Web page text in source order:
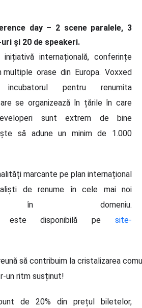
day – 2 scene paralele, 3
și 20 de speakeri.
internațională, conferințe
orase din Europa. Voxxed
pentru renumita
se organizează în țările în care
sunt extrem de bine
să adune un minim de 1.000
marcante pe plan internațional
de renume în cele mai noi
în domeniu.
este disponibilă pe site-
să contribuim la cristalizarea
un ritm susținut!
de 20% din prețul biletelor,